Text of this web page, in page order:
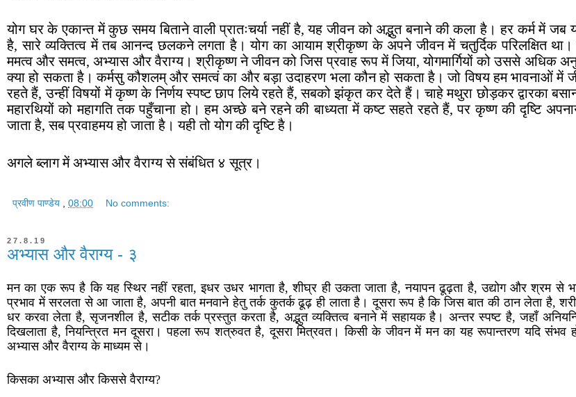
योग घर के एकान्त में कुछ समय बिताने वाली प्रातःचर्या नहीं है, यह जीवन को अद्भुत बनाने की कला है। हर कर्म में
है, सारे व्यक्तित्व में तब आनन्द छलकने लगता है। योग का आयाम श्रीकृष्ण के अपने जीवन में चतुर्दिक परिलक्षित
ममत्व और समत्व, अभ्यास और वैराग्य। श्रीकृष्ण ने जीवन को जिस प्रवाह रूप में जिया, योगमार्गियों को उससे अधिक
क्या हो सकता है। कर्मसु कौशलम् और समत्वं का और बड़ा उदाहरण भला कौन हो सकता है। जो विषय हम भावनाओं में
रहते हैं, उन्हीं विषयों में कृष्ण के निर्णय स्पष्ट छाप लिये रहते हैं, सबको झंकृत कर देते हैं। चाहे मथुरा छोड़कर द्वारका
महारथियों को महागति तक पहुँचाना हो। हम अच्छे बने रहने की बाध्यता में कष्ट सहते रहते हैं, पर कृष्ण की दृष्टि
जाता है, सब प्रवाहमय हो जाता है। यही तो योग की दृष्टि है।
अगले ब्लाग में अभ्यास और वैराग्य से संबंधित ४ सूत्र।
प्रवीण पाण्डेय 08:00 No comments:
27.8.19
अभ्यास और वैराग्य - ३
मन का एक रूप है कि यह स्थिर नहीं रहता, इधर उधर भागता है, शीघ्र ही उकता जाता है, नयापन ढूढ़ता है, उद्योग और श्रम से
प्रभाव में सरलता से आ जाता है, अपनी बात मनवाने हेतु तर्क कुतर्क ढूढ़ ही लाता है। दूसरा रूप है कि जिस बात की ठान लेता है,
धर करवा लेता है, सृजनशील है, सटीक तर्क प्रस्तुत करता है, अद्भुत व्यक्तित्व बनाने में सहायक है। अन्तर स्पष्ट है, जहाँ
दिखलाता है, नियन्त्रित मन दूसरा। पहला रूप शत्रुवत है, दूसरा मित्रवत। किसी के जीवन में मन का यह रूपान्तरण यदि संभव
अभ्यास और वैराग्य के माध्यम से।
किसका अभ्यास और किससे वैराग्य?